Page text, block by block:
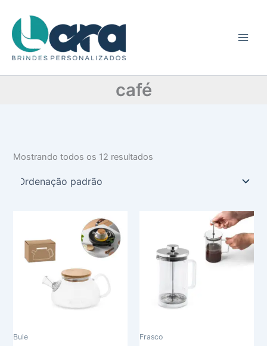
para
conteúdo
café
t
e
r
Mostrando todos os 12 resultados
Bule Frasco